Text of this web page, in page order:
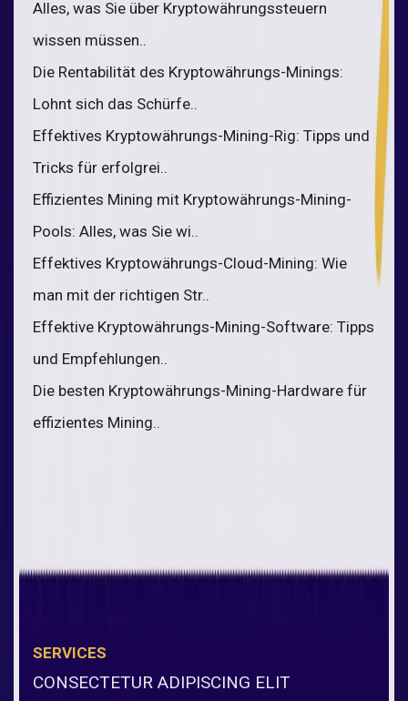
Alles, was Sie über Kryptowährungssteuern
wissen müssen..
Die Rentabilität des Kryptowährungs-Minings:
Lohnt sich das Schürfe..
Effektives Kryptowährungs-Mining-Rig: Tipps und
Tricks für erfolgrei..
Effizientes Mining mit Kryptowährungs-Mining-
Pools: Alles, was Sie wi..
Effektives Kryptowährungs-Cloud-Mining: Wie
man mit der richtigen Str..
Effektive Kryptowährungs-Mining-Software: Tipps
und Empfehlungen..
Die besten Kryptowährungs-Mining-Hardware für
effizientes Mining..
SERVICES
CONSECTETUR ADIPISCING ELIT